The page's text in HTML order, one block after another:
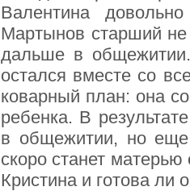
Валентина
Мартынов старший
дальше в
остался вместе со
коварный план: она
ребенка. В
в общежитии, но
скоро станет
Кристина и готова ли